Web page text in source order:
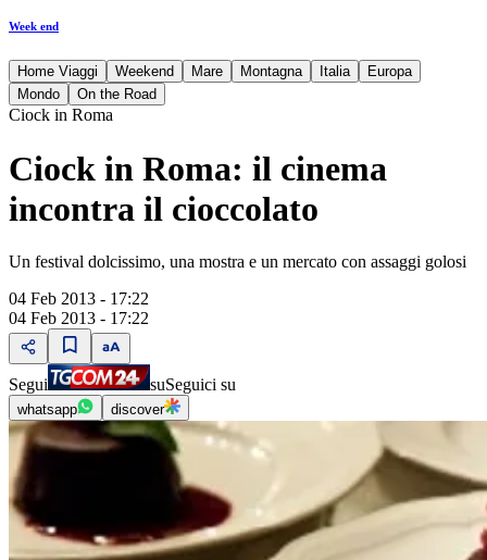
Week end
Home Viaggi Weekend Mare Montagna Italia
Europa
Mondo
On the Road
Ciock in Roma
Ciock in Roma: il cinema
incontra il cioccolato
Un festival dolcissimo, una mostra e un mercato con assaggi golosi
04 Feb 2013 - 17:22
04 Feb 2013 - 17:22
Segui suSeguici su
whatsapp discover